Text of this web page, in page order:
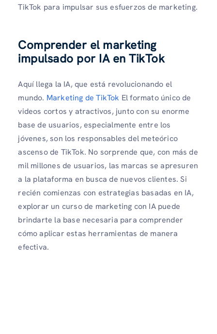
TikTok para impulsar sus esfuerzos de marketing.
Comprender el marketing
impulsado por IA en TikTok
Aquí llega la IA, que está revolucionando el
mundo. Marketing de TikTok El formato único de
videos cortos y atractivos, junto con su enorme
base de usuarios, especialmente entre los
jóvenes, son los responsables del meteórico
ascenso de TikTok. No sorprende que, con más de
mil millones de usuarios, las marcas se apresuren
a la plataforma en busca de nuevos clientes. Si
recién comienzas con estrategias basadas en IA,
explorar un curso de marketing con IA puede
brindarte la base necesaria para comprender
cómo aplicar estas herramientas de manera
efectiva.